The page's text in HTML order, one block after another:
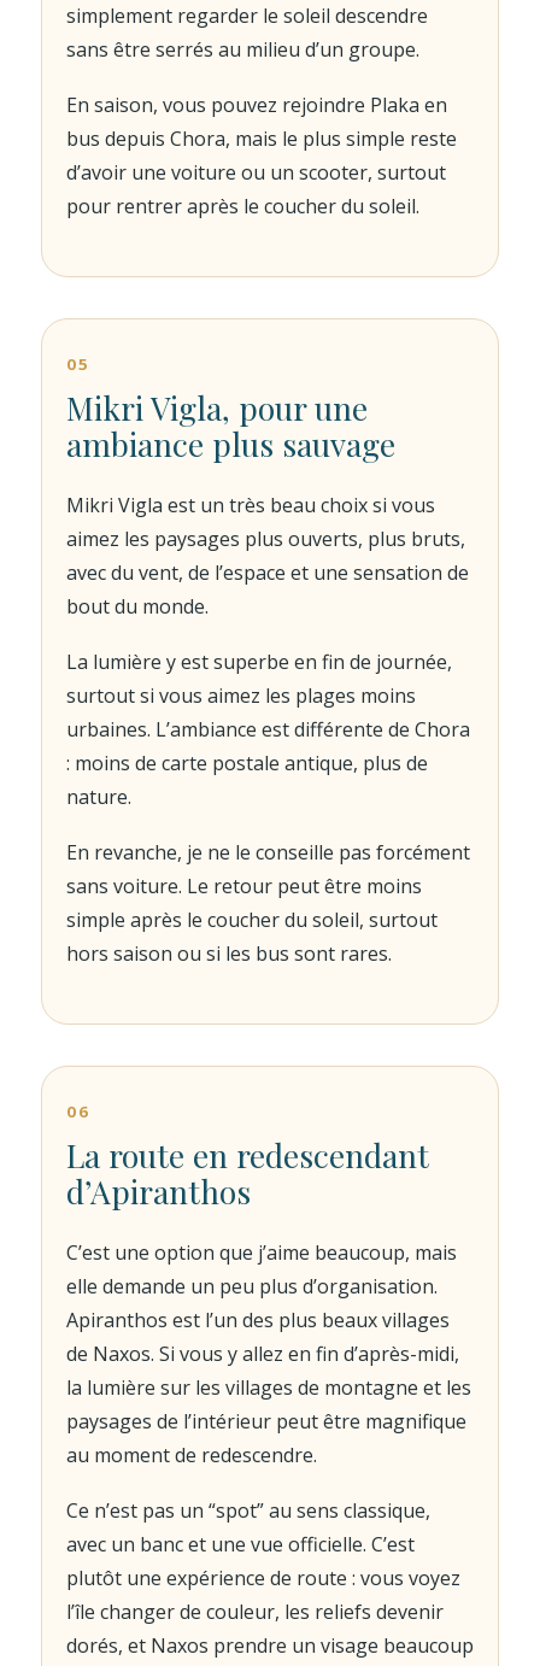
simplement regarder le soleil descendre
sans être serrés au milieu d’un groupe.
En saison, vous pouvez rejoindre Plaka en
bus depuis Chora, mais le plus simple reste
d’avoir une voiture ou un scooter, surtout
pour rentrer après le coucher du soleil.
05
Mikri Vigla, pour une
ambiance plus sauvage
Mikri Vigla est un très beau choix si vous
aimez les paysages plus ouverts, plus bruts,
avec du vent, de l’espace et une sensation de
bout du monde.
La lumière y est superbe en fin de journée,
surtout si vous aimez les plages moins
urbaines. L’ambiance est différente de Chora
: moins de carte postale antique, plus de
nature.
En revanche, je ne le conseille pas forcément
sans voiture. Le retour peut être moins
simple après le coucher du soleil, surtout
hors saison ou si les bus sont rares.
06
La route en redescendant
d’Apiranthos
C’est une option que j’aime beaucoup, mais
elle demande un peu plus d’organisation.
Apiranthos est l’un des plus beaux villages
de Naxos. Si vous y allez en fin d’après-midi,
la lumière sur les villages de montagne et les
paysages de l’intérieur peut être magnifique
au moment de redescendre.
Ce n’est pas un “spot” au sens classique,
avec un banc et une vue officielle. C’est
plutôt une expérience de route : vous voyez
l’île changer de couleur, les reliefs devenir
dorés, et Naxos prendre un visage beaucoup